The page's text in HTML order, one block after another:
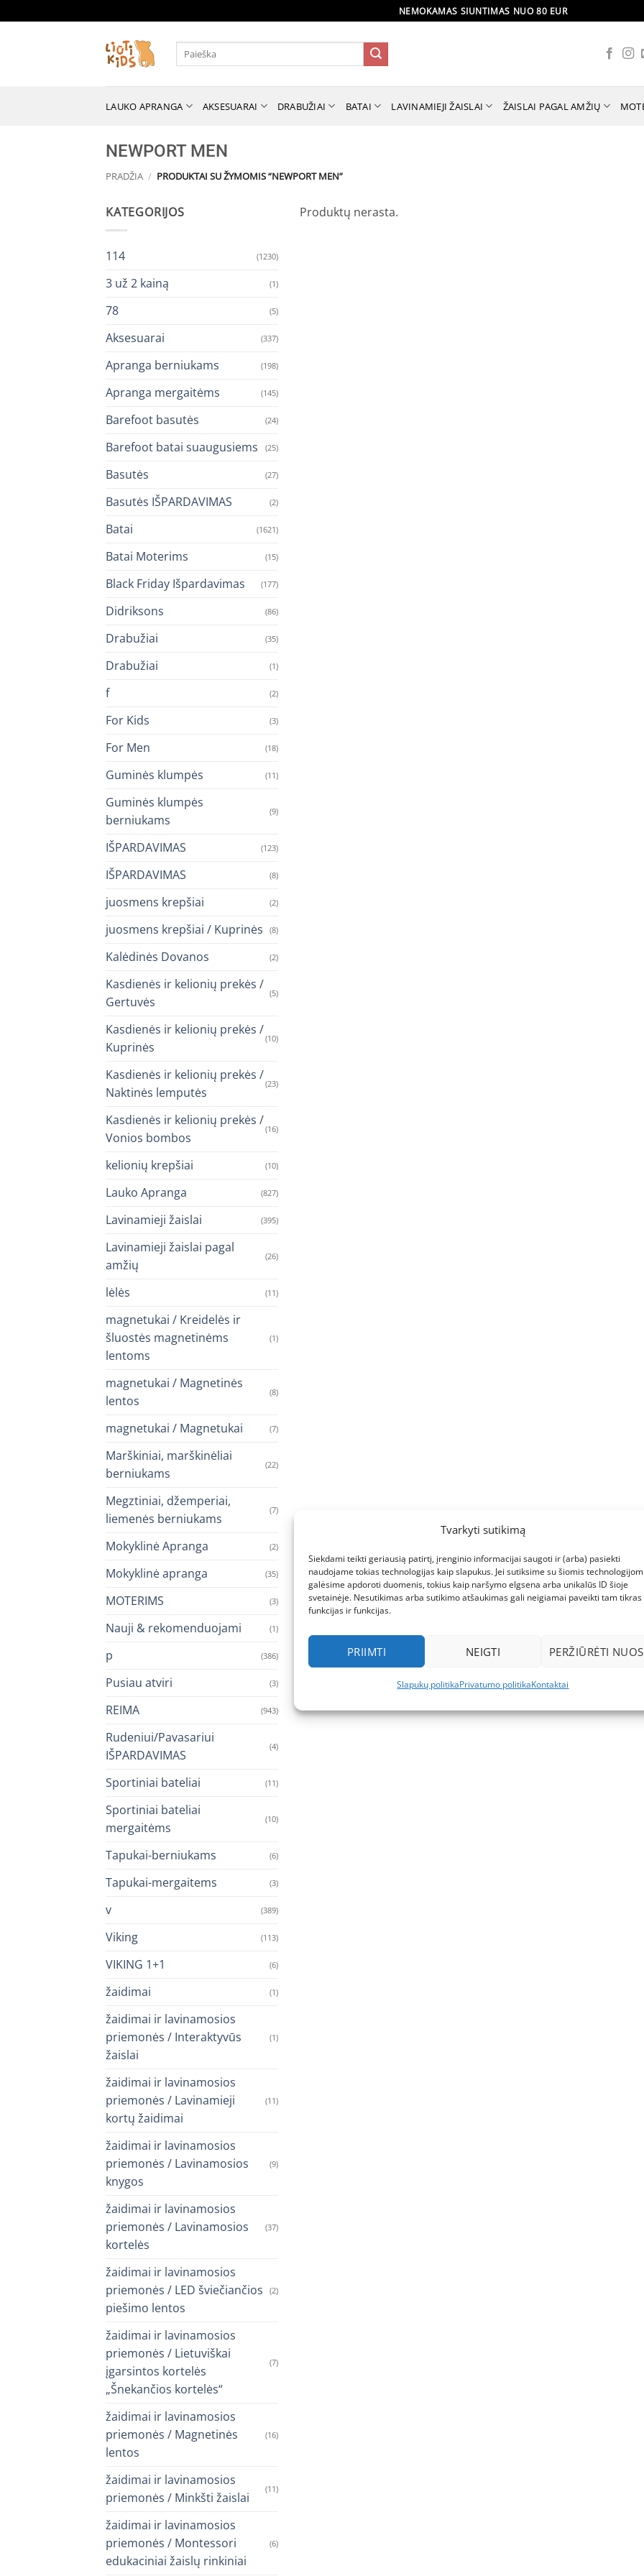
Tvarkyti sutikimą
Siekdami teikti geriausią patirtį, įrenginio informacijai saugoti ir (arba) pasiekti
naudojame tokias technologijas kaip slapukus. Jei sutiksime su šiomis
galėsime apdoroti duomenis, tokius kaip naršymo elgsena arba unikalūs ID šioje
svetainėje. Nesutikimas arba sutikimo atšaukimas gali neigiamai paveikti tam tikras
funkcijas ir funkcijas.
PRIIMTI NEIGTI PERŽIŪRĖTI
Slapukų politikaPrivatumo politikaKontaktai
to
NEMOKAMAS SIUNTIMAS NUO 80 EUR
Ieškoti:
LAUKO APRANGA AKSESUARAI DRABUŽIAI BATAI LAVINAMIEJI ŽAISLAI ŽAISLAI PAGAL AMŽIŲ
NEWPORT MEN
PRADŽIA / PRODUKTAI SU ŽYMOMIS “NEWPORT MEN”
KATEGORIJOS
114 (1230)
3 už 2 kainą (1)
78 (5)
Aksesuarai (337)
Apranga berniukams (198)
Apranga mergaitėms (145)
Barefoot basutės (24)
Barefoot batai suaugusiems (25)
Basutės (27)
Basutės IŠPARDAVIMAS (2)
Batai (1621)
Batai Moterims (15)
Black Friday Išpardavimas (177)
Didriksons (86)
Drabužiai (35)
Drabužiai (1)
f (2)
For Kids (3)
For Men (18)
Guminės klumpės (11)
Guminės klumpės
berniukams
(9)
IŠPARDAVIMAS (123)
IŠPARDAVIMAS (8)
juosmens krepšiai (2)
juosmens krepšiai / Kuprinės (8)
Kalėdinės Dovanos (2)
Kasdienės ir kelionių prekės /
Gertuvės
(5)
Kasdienės ir kelionių prekės /
Kuprinės
(10)
Kasdienės ir kelionių prekės /
Naktinės lemputės
(23)
Kasdienės ir kelionių prekės /
Vonios bombos
(16)
kelionių krepšiai (10)
Lauko Apranga (827)
Lavinamieji žaislai (395)
Lavinamieji žaislai pagal
amžių
(26)
lėlės (11)
magnetukai / Kreidelės ir
šluostės magnetinėms
lentoms
(1)
magnetukai / Magnetinės
lentos
(8)
magnetukai / Magnetukai (7)
Marškiniai, marškinėliai
berniukams
(22)
Megztiniai, džemperiai,
liemenės berniukams
(7)
Mokyklinė Apranga (2)
Mokyklinė apranga (35)
MOTERIMS (3)
Nauji & rekomenduojami (1)
p (386)
Pusiau atviri (3)
REIMA (943)
Rudeniui/Pavasariui
IŠPARDAVIMAS
(4)
Sportiniai bateliai (11)
Sportiniai bateliai
mergaitėms
(10)
Tapukai-berniukams (6)
Tapukai-mergaitems (3)
v (389)
Viking (113)
VIKING 1+1 (6)
žaidimai (1)
žaidimai ir lavinamosios
priemonės / Interaktyvūs
žaislai
(1)
žaidimai ir lavinamosios
priemonės / Lavinamieji
kortų žaidimai
(11)
žaidimai ir lavinamosios
priemonės / Lavinamosios
knygos
(9)
žaidimai ir lavinamosios
priemonės / Lavinamosios
kortelės
(37)
žaidimai ir lavinamosios
priemonės / LED šviečiančios
piešimo lentos
(2)
žaidimai ir lavinamosios
priemonės / Lietuviškai
įgarsintos kortelės
„Šnekančios kortelės“
(7)
žaidimai ir lavinamosios
priemonės / Magnetinės
lentos
(16)
žaidimai ir lavinamosios
priemonės / Minkšti žaislai
(11)
žaidimai ir lavinamosios
priemonės / Montessori
edukaciniai žaislų rinkiniai
(6)
Produktų nerasta.